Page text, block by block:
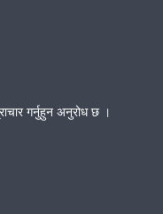
गर्नुहुन अनुरोध छ ।